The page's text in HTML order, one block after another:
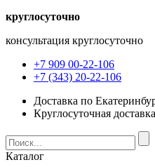
круглосуточно
консультация круглосуточно
+7 909 00-22-106
+7 (343) 20-22-106
Доставка по
Круглосуточная доставка
Каталог